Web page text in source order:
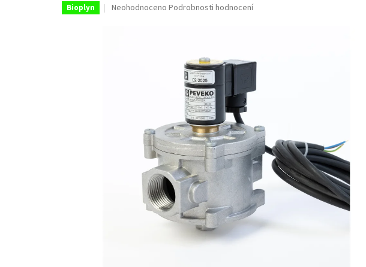
Bioplyn
Průměrné
Neohodnoceno Podrobnosti hodnocení